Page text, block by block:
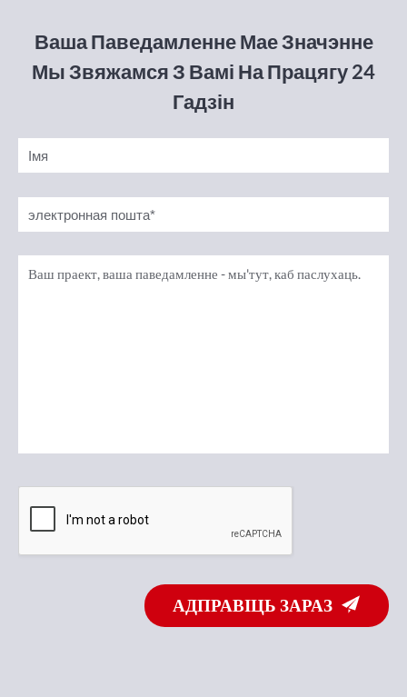
Ваша Паведамленне Мае Значэнне
Мы Звяжамся З Вамі На Працягу 24
Гадзін
АДПРАВІЦЬ ЗАРАЗ